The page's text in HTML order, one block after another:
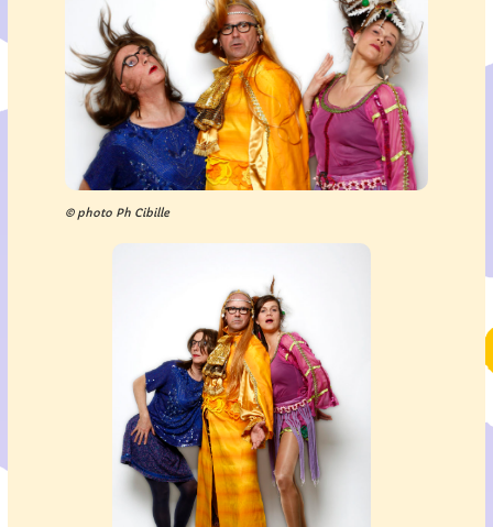
© photo Ph Cibille